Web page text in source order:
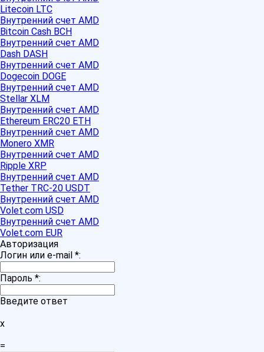
Litecoin LTC
Внутренний счет AMD
Bitcoin Cash BCH
Внутренний счет AMD
Dash DASH
Внутренний счет AMD
Dogecoin DOGE
Внутренний счет AMD
Stellar XLM
Внутренний счет AMD
Ethereum ERC20 ETH
Внутренний счет AMD
Monero XMR
Внутренний счет AMD
Ripple XRP
Внутренний счет AMD
Tether TRC-20 USDT
Внутренний счет AMD
Volet.com USD
Внутренний счет AMD
Volet.com EUR
Авторизация
Логин или e-mail *:
Пароль *:
Введите ответ
x
=